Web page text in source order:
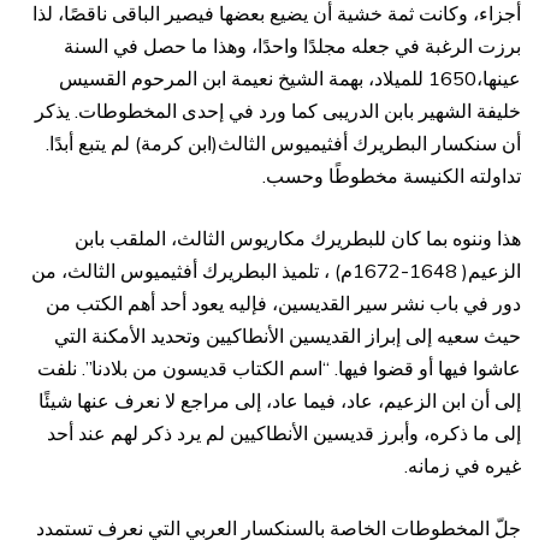
أجزاء، وكانت ثمة خشية أن يضيع بعضها فيصير الباقى ناقصًا، لذا
برزت الرغبة في جعله مجلدًا واحدًا، وهذا ما حصل في السنة
عينها،1650 للميلاد، بهمة الشيخ نعيمة ابن المرحوم القسيس
خليفة الشهير بابن الدريبى كما ورد في إحدى المخطوطات. يذكر
أن سنكسار البطريرك أفثيميوس الثالث(ابن كرمة) لم يتبع أبدًا.
تداولته الكنيسة مخطوطًا وحسب.
هذا وننوه بما كان للبطريرك مكاريوس الثالث، الملقب بابن
الزعيم( 1648-1672م) ، تلميذ البطريرك أفثيميوس الثالث، من
دور في باب نشر سير القديسين، فإليه يعود أحد أهم الكتب من
حيث سعيه إلى إبراز القديسين الأنطاكيين وتحديد الأمكنة التي
عاشوا فيها أو قضوا فيها. “اسم الكتاب قديسون من بلادنا”. نلفت
إلى أن ابن الزعيم، عاد، فيما عاد، إلى مراجع لا نعرف عنها شيئًا
إلى ما ذكره، وأبرز قديسين الأنطاكيين لم يرد ذكر لهم عند أحد
غيره في زمانه.
جلّ المخطوطات الخاصة بالسنكسار العربي التي نعرف تستمدد